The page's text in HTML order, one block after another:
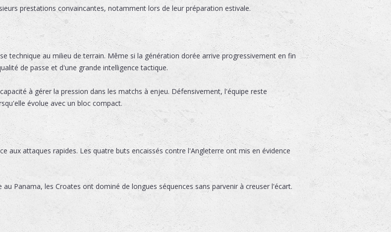
prestations convaincantes, notamment lors de leur préparation estivale.
technique au milieu de terrain. Même si la génération dorée arrive progressivement en fin
de passe et d'une grande intelligence tactique.
à gérer la pression dans les matchs à enjeu. Défensivement, l'équipe reste
évolue avec un bloc compact.
aux attaques rapides. Les quatre buts encaissés contre l'Angleterre ont mis en évidence
Panama, les Croates ont dominé de longues séquences sans parvenir à creuser l'écart.